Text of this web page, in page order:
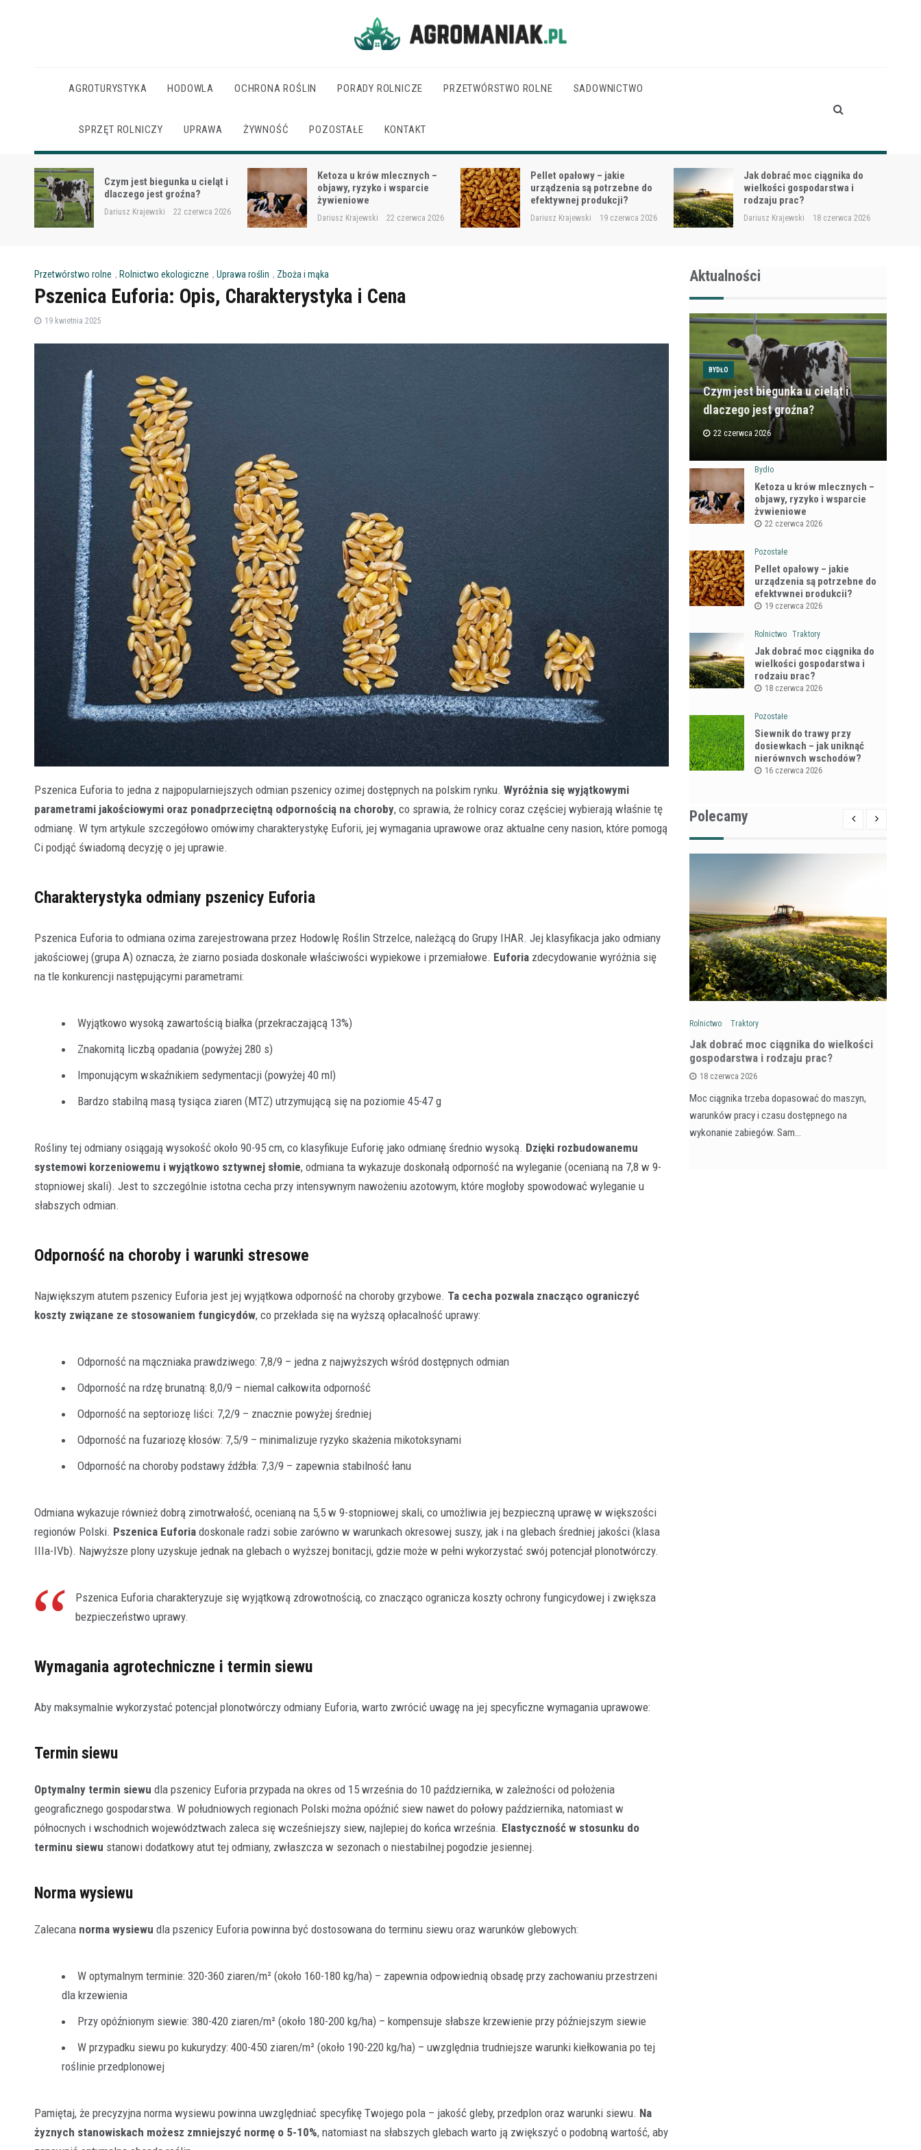
AGROTURYSTYKA HODOWLA OCHRONA ROŚLIN PORADY ROLNICZE PRZETWÓRSTWO ROLNE SADOWNICTWO
SPRZĘT ROLNICZY UPRAWA ŻYWNOŚĆ POZOSTAŁE KONTAKT
Ketoza u krów mlecznych –
objawy, ryzyko i wsparcie
żywieniowe
Dariusz Krajewski
Pellet opałowy – jakie
urządzenia są potrzebne do
efektywnej produkcji?
Dariusz Krajewski 19 czerwca 2026
Jak dobrać moc ciągnika do
wielkości gospodarstwa i
rodzaju prac?
Dariusz Krajewski 18 czerwca 2026
Siewnik do trawy przy
dosiewkach – jak uniknąć
nierównych wschodów?
Dariusz Krajewski 16 czerwca 2026
Przetwórstwo rolne , Rolnictwo ekologiczne , Uprawa roślin , Zboża i mąka
Pszenica Euforia: Opis, Charakterystyka i Cena
19 kwietnia 2025
Pszenica Euforia to jedna z najpopularniejszych odmian pszenicy ozimej dostępnych na polskim rynku. Wyróżnia się wyjątkowymi
parametrami jakościowymi oraz ponadprzeciętną odpornością na choroby, co sprawia, że rolnicy coraz częściej wybierają właśnie tę
odmianę. W tym artykule szczegółowo omówimy charakterystykę Euforii, jej wymagania uprawowe oraz aktualne ceny nasion, które pomogą
Ci podjąć świadomą decyzję o jej uprawie.
Charakterystyka odmiany pszenicy Euforia
Pszenica Euforia to odmiana ozima zarejestrowana przez Hodowlę Roślin Strzelce, należącą do Grupy IHAR. Jej klasyfikacja jako odmiany
jakościowej (grupa A) oznacza, że ziarno posiada doskonałe właściwości wypiekowe i przemiałowe. Euforia zdecydowanie wyróżnia się
na tle konkurencji następującymi parametrami:
Wyjątkowo wysoką zawartością białka (przekraczającą 13%)
Znakomitą liczbą opadania (powyżej 280 s)
Imponującym wskaźnikiem sedymentacji (powyżej 40 ml)
Bardzo stabilną masą tysiąca ziaren (MTZ) utrzymującą się na poziomie 45-47 g
Rośliny tej odmiany osiągają wysokość około 90-95 cm, co klasyfikuje Euforię jako odmianę średnio wysoką. Dzięki rozbudowanemu
systemowi korzeniowemu i wyjątkowo sztywnej słomie, odmiana ta wykazuje doskonałą odporność na wyleganie (ocenianą na 7,8 w 9-
stopniowej skali). Jest to szczególnie istotna cecha przy intensywnym nawożeniu azotowym, które mogłoby spowodować wyleganie u
słabszych odmian.
Odporność na choroby i warunki stresowe
Największym atutem pszenicy Euforia jest jej wyjątkowa odporność na choroby grzybowe. Ta cecha pozwala znacząco ograniczyć
koszty związane ze stosowaniem fungicydów, co przekłada się na wyższą opłacalność uprawy:
Odporność na mączniaka prawdziwego: 7,8/9 – jedna z najwyższych wśród dostępnych odmian
Odporność na rdzę brunatną: 8,0/9 – niemal całkowita odporność
Odporność na septoriozę liści: 7,2/9 – znacznie powyżej średniej
Odporność na fuzariozę kłosów: 7,5/9 – minimalizuje ryzyko skażenia mikotoksynami
Odporność na choroby podstawy źdźbła: 7,3/9 – zapewnia stabilność łanu
Odmiana wykazuje również dobrą zimotrwałość, ocenianą na 5,5 w 9-stopniowej skali, co umożliwia jej bezpieczną uprawę w większości
regionów Polski. Pszenica Euforia doskonale radzi sobie zarówno w warunkach okresowej suszy, jak i na glebach średniej jakości (klasa
IIIa-IVb). Najwyższe plony uzyskuje jednak na glebach o wyższej bonitacji, gdzie może w pełni wykorzystać swój potencjał plonotwórczy.
Pszenica Euforia charakteryzuje się wyjątkową zdrowotnością, co znacząco ogranicza koszty ochrony fungicydowej i zwiększa
bezpieczeństwo uprawy.
Wymagania agrotechniczne i termin siewu
Aby maksymalnie wykorzystać potencjał plonotwórczy odmiany Euforia, warto zwrócić uwagę na jej specyficzne wymagania uprawowe:
Termin siewu
Optymalny termin siewu dla pszenicy Euforia przypada na okres od 15 września do 10 października, w zależności od położenia
geograficznego gospodarstwa. W południowych regionach Polski można opóźnić siew nawet do połowy października, natomiast w
północnych i wschodnich województwach zaleca się wcześniejszy siew, najlepiej do końca września. Elastyczność w stosunku do
terminu siewu stanowi dodatkowy atut tej odmiany, zwłaszcza w sezonach o niestabilnej pogodzie jesiennej.
Norma wysiewu
Zalecana norma wysiewu dla pszenicy Euforia powinna być dostosowana do terminu siewu oraz warunków glebowych:
W optymalnym terminie: 320-360 ziaren/m² (około 160-180 kg/ha) – zapewnia odpowiednią obsadę przy zachowaniu przestrzeni
dla krzewienia
Przy opóźnionym siewie: 380-420 ziaren/m² (około 180-200 kg/ha) – kompensuje słabsze krzewienie przy późniejszym siewie
W przypadku siewu po kukurydzy: 400-450 ziaren/m² (około 190-220 kg/ha) – uwzględnia trudniejsze warunki kiełkowania po tej
roślinie przedplonowej
Pamiętaj, że precyzyjna norma wysiewu powinna uwzględniać specyfikę Twojego pola – jakość gleby, przedplon oraz warunki siewu. Na
żyznych stanowiskach możesz zmniejszyć normę o 5-10%, natomiast na słabszych glebach warto ją zwiększyć o podobną wartość, aby
Aktualności
BYDŁO
Czym jest biegunka u cieląt i
dlaczego jest groźna?
22 czerwca 2026
Bydło
Ketoza u krów mlecznych –
objawy, ryzyko i wsparcie
żywieniowe
22 czerwca 2026
Pozostałe
Pellet opałowy – jakie
urządzenia są potrzebne do
efektywnej produkcji?
19 czerwca 2026
Rolnictwo Traktory
Jak dobrać moc ciągnika do
wielkości gospodarstwa i
rodzaju prac?
18 czerwca 2026
Pozostałe
Siewnik do trawy przy
dosiewkach – jak uniknąć
nierównych wschodów?
16 czerwca 2026
Polecamy
finalnego plonu. Aby…
Rolnictwo Traktory
Jak dobrać moc ciągnika do wielkości
gospodarstwa i rodzaju prac?
18 czerwca 2026
Moc ciągnika trzeba dopasować do maszyn,
warunków pracy i czasu dostępnego na
wykonanie zabiegów. Sam…